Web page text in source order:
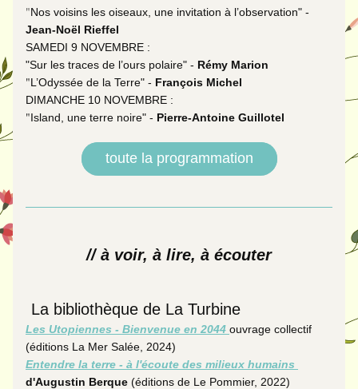
"
Jean-Noël Rieffel
SAMEDI 9 NOVEMBRE :
"Sur les traces de l’ours polaire" - Rémy Marion
"L’Odyssée de la Terre" - François Michel
DIMANCHE 10 NOVEMBRE :
"Island, une terre noire" - Pierre-Antoine Guillotel
toute la programmation
// à voir, à lire, à écouter
La bibliothèque de La Turbine
Les Utopiennes - Bienvenue en 2044 ouvrage collectif
(éditions La Mer Salée, 2024)
d'Augustin Berque (éditions de Le Pommier, 2022)